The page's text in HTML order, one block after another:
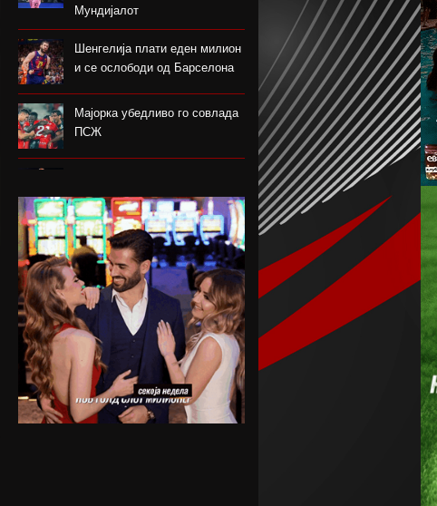
Мундијалот
Шенгелија плати еден милион
и се ослободи од Барселона
Мајорка убедливо го совлада
ПСЖ
потпиша за Пелистер
Проблемите надминати, Реал
го договори Диоманде
Мекгрегор: Моето колено е
уништено
Германецот Јаисле е нов
менаџер на Њукасл